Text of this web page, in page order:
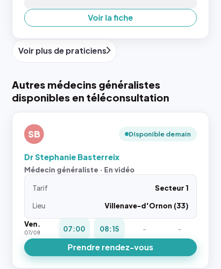
Voir la fiche
Voir plus de praticiens
Autres médecins généralistes
disponibles en téléconsultation
SB Disponible demain
Dr Stephanie Basterreix
Médecin généraliste · En vidéo
Tarif
Secteur 1
Lieu
Villenave-d'Ornon (33)
Ven.
07/08 07:00 08:15 - -
Prendre rendez-vous